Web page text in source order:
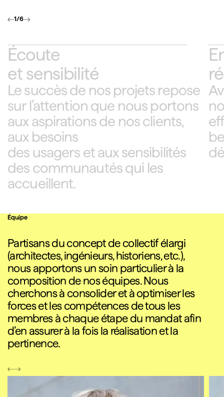
1/6
Écoute
et sensibilité
Le succès de nos projets repose
sur l’attention que nous portons
aux aspirations de nos clients,
aux besoins
des usagers et aux sensibilités
des communautés qui les
accueillent.
Équipe
Partisans du concept de collectif élargi
(architectes, ingénieurs, historiens, etc.),
nous apportons un soin particulier à la
composition de nos équipes. Nous
cherchons à consolider et à optimiser les
forces et les compétences de tous les
membres à chaque étape du mandat afin
d’en assurer à la fois la réalisation et la
pertinence.